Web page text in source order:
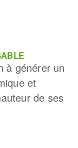
à générer un
et
de ses